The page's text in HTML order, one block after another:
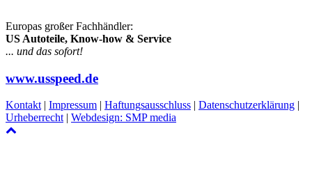
Europas großer Fachhändler:
US Autoteile, Know-how & Service
... und das sofort!
www.usspeed.de
Kontakt| Impressum Haftungsausschluss Datenschutzerklärung
Urheberrecht| Webdesign: SMP media